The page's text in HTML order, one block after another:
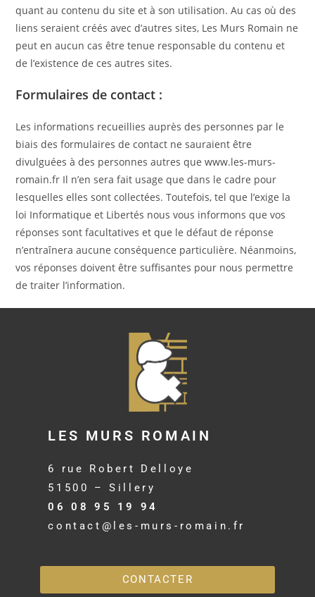
quant au contenu du site et à son utilisation. Au cas où des
liens seraient créés avec d’autres sites, Les Murs Romain ne
peut en aucun cas être tenue responsable du contenu et
de l’existence de ces autres sites.
Formulaires de contact :
Les informations recueillies auprès des personnes par le
biais des formulaires de contact ne sauraient être
divulguées à des personnes autres que www.les-murs-
romain.fr Il n’en sera fait usage que dans le cadre pour
lesquelles elles sont collectées. Toutefois, tel que l’exige la
loi Informatique et Libertés nous vous informons que vos
réponses sont facultatives et que le défaut de réponse
n’entraînera aucune conséquence particulière. Néanmoins,
vos réponses doivent être suffisantes pour nous permettre
de traiter l’information.
LES MURS ROMAIN
6 rue Robert Delloye
51500 – Sillery
06 08 95 19 94
contact@les-murs-romain.fr
CONTACTER